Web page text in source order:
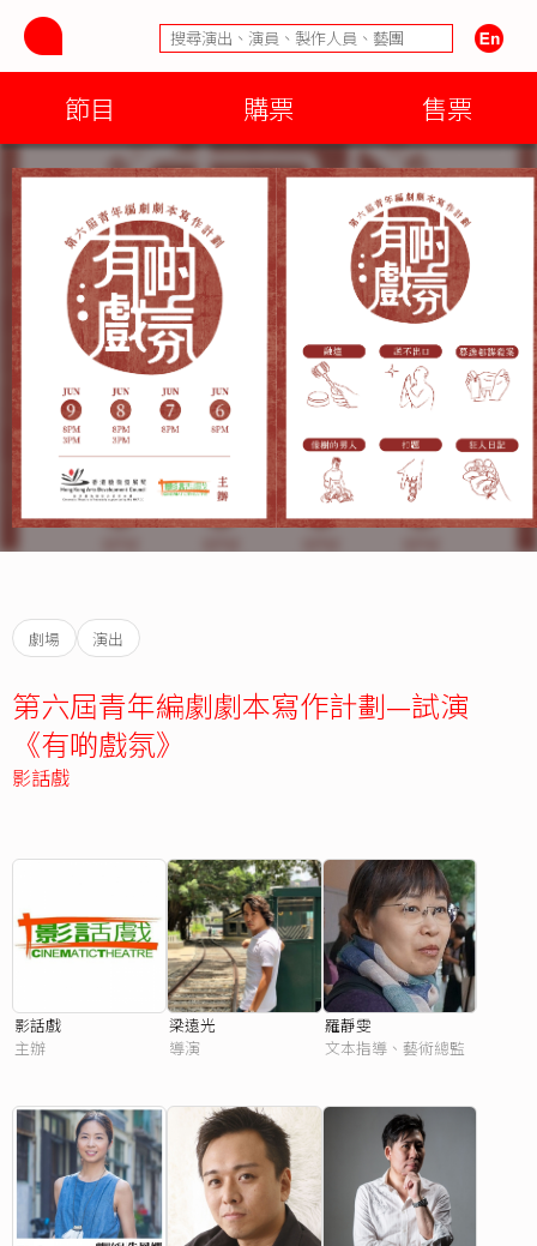
節目 購票 售票
劇場 演出
第六屆青年編劇劇本寫作計劃—試演
《有啲戲氛》
影話戲
影話戲
主辦
梁遠光
導演
羅靜雯
文本指導、藝術總監